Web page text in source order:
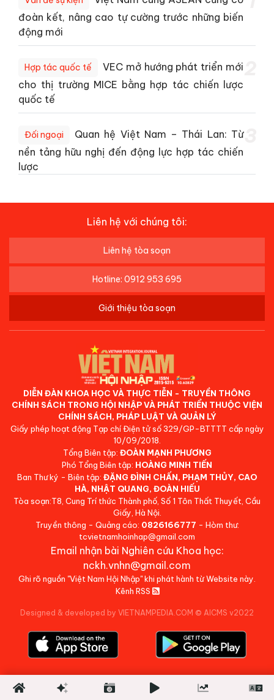
đoàn kết, nâng cao tự cường trước những biến
động mới
Hợp tác quốc tế
VEC mở hướng phát triển mới
cho thị trường MICE bằng hợp tác chiến lược
quốc tế
Đối ngoại
Quan hệ Việt Nam – Thái Lan: Từ
nền tảng hữu nghị đến động lực hợp tác chiến
lược
Liên hệ với chúng tôi:
Liên hệ tòa soạn
Hotline: 0912 953 695
Giới thiệu tòa soạn
DIỄN ĐÀN KHOA HỌC VÀ THỰC TIỄN - TRUYỀN THÔNG
CHÍNH SÁCH TRONG HỘI NHẬP VÀ PHÁT TRIỂN THUỘC VIỆN
CHÍNH SÁCH, PHÁP LUẬT VÀ QUẢN LÝ
Giấy phép hoạt động Tạp chí Điện tử số 329/GP-BTTTT cấp ngày
10/09/2018.
Tổng Biên tập: ĐOÀN MẠNH PHƯƠNG
Phó Tổng Biên tập: HOÀNG MINH TIẾN
Ban Thư ký - Biên tập: ĐẶNG ĐÌNH CHẤN, PHẠM THỦY, CAO
HÀ, NHẬT QUANG, ĐOÀN HIẾU
Tòa soạn:T8, Cung Trí thức Thành phố, Số 1 Tôn Thất Thuyết, Cầu
Giấy, Hà Nội.
Truyền thông - Quảng cáo: 0826166777 - Hòm thư:
tcvietnamhoinhap@gmail.com
Email nhận bài Nghiên cứu Khoa học:
nckh.vnhn@gmail.com
Ghi rõ nguồn "Việt Nam Hội Nhập" khi phát hành từ Website này.
Kênh RSS
Designed & developed by VIETNAMPEDIA.COM © AICMS v2022